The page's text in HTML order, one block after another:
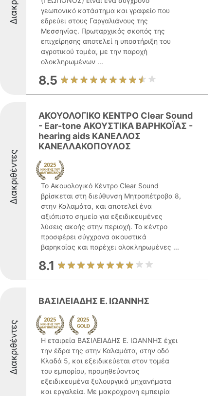
γεωπονικό κατάστημα και γραφείο που
εδρεύει στους Γαργαλιάνους της
Μεσσηνίας. Πρωταρχικός σκοπός της
επιχείρησης αποτελεί η υποστήριξη του
αγροτικού τομέα, με την παροχή
ολοκληρωμένων ...
8.5
Διακριθέντες
ΑΚΟΥΟΛΟΓΙΚΟ ΚΕΝΤΡΟ Clear Sound
- Ear-tone ΑΚΟΥΣΤΙΚΑ ΒΑΡΗΚΟΪΑΣ -
hearing aids ΚΑΝΕΛΛΟΣ
ΚΑΝΕΛΛΑΚΟΠΟΥΛΟΣ
Το Ακουολογικό Κέντρο Clear Sound
βρίσκεται στη διεύθυνση Μητροπέτροβα 8,
στην Καλαμάτα, και αποτελεί ένα
αξιόπιστο σημείο για εξειδικευμένες
λύσεις ακοής στην περιοχή. Το κέντρο
προσφέρει σύγχρονα ακουστικά
βαρηκοΐας και παρέχει ολοκληρωμένες ...
8.1
Διακριθέντες
ΒΑΣΙΛΕΙΑΔΗΣ Ε. ΙΩΑΝΝΗΣ
Η εταιρεία ΒΑΣΙΛΕΙΑΔΗΣ Ε. ΙΩΑΝΝΗΣ έχει
την έδρα της στην Καλαμάτα, στην οδό
Κλαδά 5, και εξειδικεύεται στον τομέα
του εμπορίου, προμηθεύοντας
εξειδικευμένα ξυλουργικά μηχανήματα
και εργαλεία. Με μακρόχρονη εμπειρία